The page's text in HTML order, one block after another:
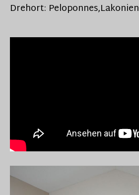
Drehort: Peloponnes,Lakonien